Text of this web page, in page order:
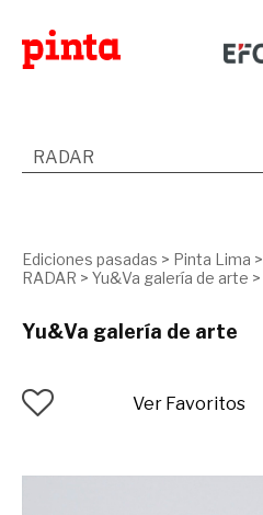
Ediciones pasadas > Pinta Lima >
RADAR > Yu&Va galería de arte >
Yu&Va galería de arte
Ver Favoritos